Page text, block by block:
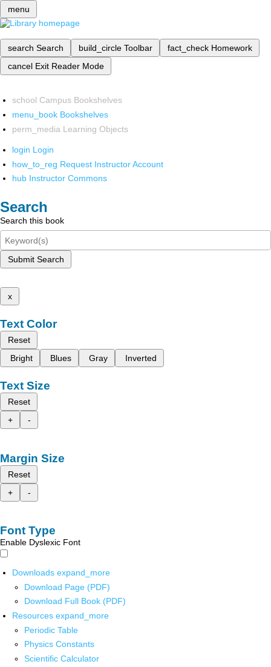
menu
search Search build_circle Toolbar fact_check Homework
cancel Exit Reader Mode
school Campus Bookshelves
menu_book Bookshelves
perm_media Learning Objects
login Login
how_to_reg Request Instructor Account
hub Instructor Commons
Search
Search this book
Submit Search
x
Text Color
Reset
Bright
Blues Gray Inverted
Text Size
Reset
+
-
Margin Size
Reset
+
-
Font Type
Enable Dyslexic Font
Downloads expand_more
Download Page (PDF)
Download Full Book (PDF)
Resources expand_more
Periodic Table
Physics Constants
Scientific Calculator